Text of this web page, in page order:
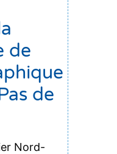
de
de
Nord-